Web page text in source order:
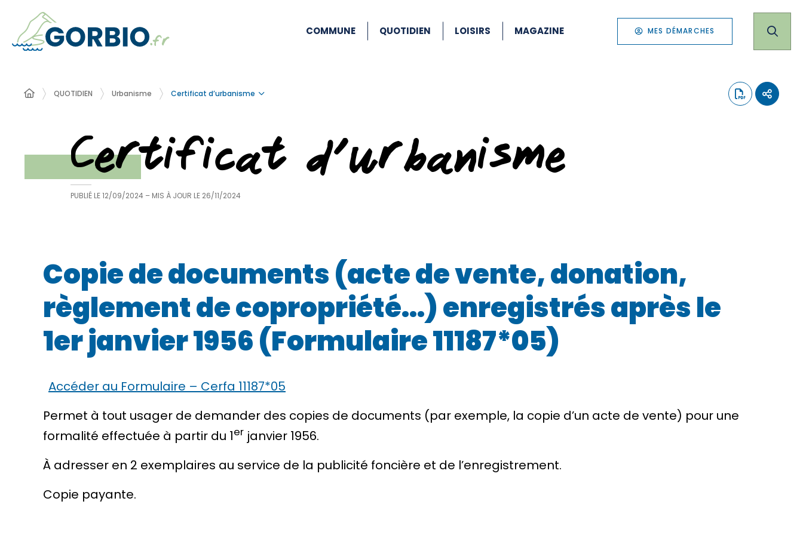
COMMUNE QUOTIDIEN LOISIRS MAGAZINE MES DÉMARCHES
QUOTIDIEN Urbanisme Certificat d’urbanisme
Certificat d’urbanisme
PUBLIÉ LE12/09/2024 – MIS À JOUR LE 26/11/2024
Copie de documents (acte de vente, donation,
règlement de copropriété…) enregistrés après le
1er janvier 1956 (Formulaire 11187*05)
Accéder au Formulaire – Cerfa 11187*05
Permet à tout usager de demander des copies de documents (par exemple, la copie d’un acte de vente) pour une
formalité effectuée à partir du 1er janvier 1956.
À adresser en 2 exemplaires au service de la publicité foncière et de l’enregistrement.
Copie payante.